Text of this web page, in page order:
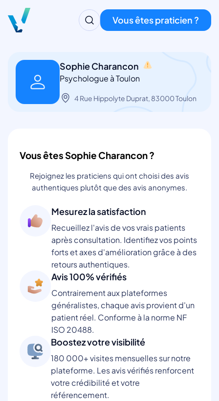
Vous êtes praticien ?
Sophie Charancon
Psychologue à Toulon
4 Rue Hippolyte Duprat, 83000 Toulon
Vous êtes Sophie Charancon ?
Rejoignez les praticiens qui ont choisi des avis
authentiques plutôt que des avis anonymes.
Mesurez la satisfaction
Recueillez l'avis de vos vrais patients
après consultation. Identifiez vos points
forts et axes d'amélioration grâce à des
retours authentiques.
Avis 100% vérifiés
Contrairement aux plateformes
généralistes, chaque avis provient d'un
patient réel. Conforme à la norme NF
ISO 20488.
Boostez votre visibilité
180 000+ visites mensuelles sur notre
plateforme. Les avis vérifiés renforcent
votre crédibilité et votre
référencement.